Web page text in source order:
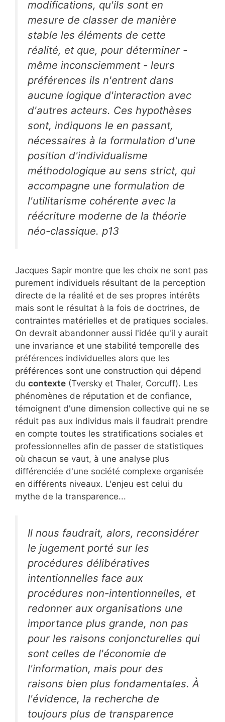
modifications, qu'ils sont en
mesure de classer de manière
stable les éléments de cette
réalité, et que, pour déterminer -
même inconsciemment - leurs
préférences ils n'entrent dans
aucune logique d'interaction avec
d'autres acteurs. Ces hypothèses
sont, indiquons le en passant,
nécessaires à la formulation d'une
position d'individualisme
méthodologique au sens strict, qui
accompagne une formulation de
l'utilitarisme cohérente avec la
réécriture moderne de la théorie
néo-classique. p13
Jacques Sapir montre que les choix ne sont pas
purement individuels résultant de la perception
directe de la réalité et de ses propres intérêts
mais sont le résultat à la fois de doctrines, de
contraintes matérielles et de pratiques sociales.
On devrait abandonner aussi l'idée qu'il y aurait
une invariance et une stabilité temporelle des
préférences individuelles alors que les
préférences sont une construction qui dépend
du contexte (Tversky et Thaler, Corcuff). Les
phénomènes de réputation et de confiance,
témoignent d'une dimension collective qui ne se
réduit pas aux individus mais il faudrait prendre
en compte toutes les stratifications sociales et
professionnelles afin de passer de statistiques
où chacun se vaut, à une analyse plus
différenciée d'une société complexe organisée
en différents niveaux. L'enjeu est celui du
mythe de la transparence...
Il nous faudrait, alors, reconsidérer
le jugement porté sur les
procédures délibératives
intentionnelles face aux
procédures non-intentionnelles, et
redonner aux organisations une
importance plus grande, non pas
pour les raisons conjoncturelles qui
sont celles de l'économie de
l'information, mais pour des
raisons bien plus fondamentales. À
l'évidence, la recherche de
toujours plus de transparence